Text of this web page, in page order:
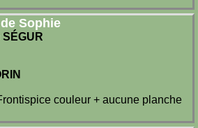
Sophie
couleur + aucune planche